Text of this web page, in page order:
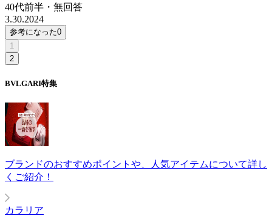
40代前半 ・ 無回答
3.30.2024
参考になった0
1
2
BVLGARI特集
ブランドのおすすめポイントや、人気アイテムについて詳し
くご紹介！
カラリア